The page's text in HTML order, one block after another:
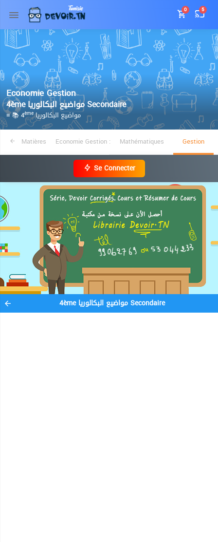
0 5
Economie Gestion
4ème مواضيع البكالوريا Secondaire
≡ 📚 4ème مواضيع البكالوريا
Matières Economie Gestion : Mathématiques Gestion
Se Connecter
4ème مواضيع البكالوريا Secondaire